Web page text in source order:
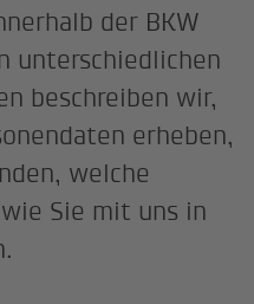
der BKW
unterschiedlichen
beschreiben wir,
erheben,
welche
Sie mit uns in